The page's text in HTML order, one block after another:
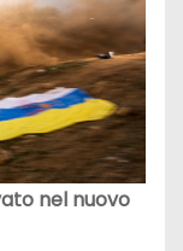
nel nuovo